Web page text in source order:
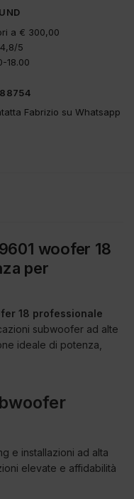
a € 300,00
5
18.00
Fabrizio su Whatsapp
woofer 18
per
18 professionale
subwoofer ad alte
ideale di potenza,
e installazioni ad alta
elevate e affidabilità